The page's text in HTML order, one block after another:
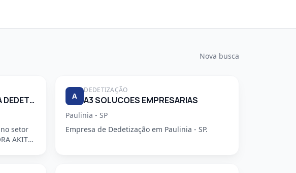
Nova busca
A.A.A ABASTECEDORA AKITA DEDETIZADORA S/S LTDA
setor
AKITA
A
DEDETIZAÇÃO
A3 SOLUCOES EMPRESARIAS
Paulinia - SP
Empresa de Dedetização em Paulinia - SP.